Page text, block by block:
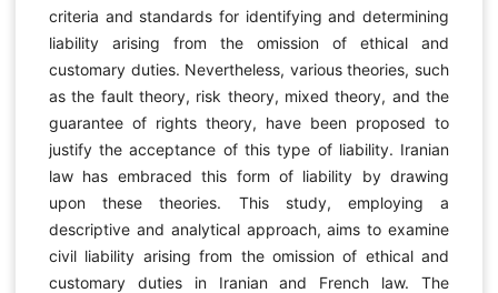
criteria and standards for identifying and determining
liability arising from the omission of ethical and
customary duties. Nevertheless, various theories, such
as the fault theory, risk theory, mixed theory, and the
guarantee of rights theory, have been proposed to
justify the acceptance of this type of liability. Iranian
law has embraced this form of liability by drawing
upon these theories. This study, employing a
descriptive and analytical approach, aims to examine
civil liability arising from the omission of ethical and
customary duties in Iranian and French law. The